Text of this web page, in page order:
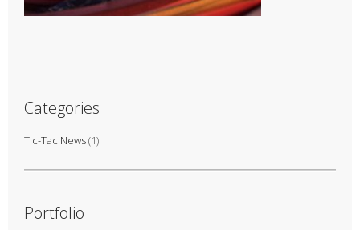
Categories
Tic-Tac News(1)
Portfolio